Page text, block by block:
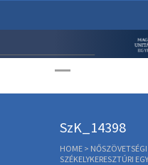
SzK_14398
HOME >
SZÉKELYKERESZTÚRI